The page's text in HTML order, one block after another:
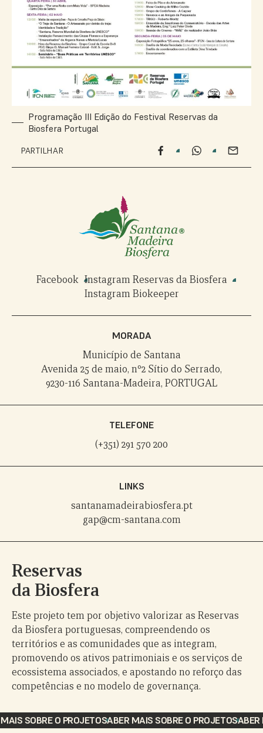
Programação III Edição do Festival Reservas da
Biosfera Portugal
PARTILHAR
Facebook Instagram Reservas da Biosfera
Instagram Biokeeper
MORADA
Município de Santana
Avenida 25 de maio, nº2 Sítio do Serrado,
9230-116 Santana-Madeira, PORTUGAL
TELEFONE
(+351) 291 570 200
LINKS
santanamadeirabiosfera.pt
gap@cm-santana.com
Reservas
da Biosfera
Este projeto tem por objetivo valorizar as Reservas
da Biosfera portuguesas, compreendendo os
territórios e as comunidades que as integram,
promovendo os ativos patrimoniais e os serviços de
ecossistema associados, e apostando no reforço das
competências e no modelo de governança.
SOBRE O PROJETOSABER MAIS SOBRE O PROJETOSABER